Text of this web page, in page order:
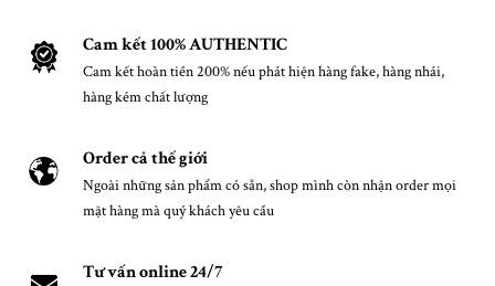
Cam kết 100% AUTHENTIC
Cam kết hoàn tiền 200% nếu phát hiện hàng fake, hàng nhái,
hàng kém chất lượng
Order cả thế giới
Ngoài những sản phẩm có sẵn, shop mình còn nhận order mọi
mặt hàng mà quý khách yêu cầu
Tư vấn online 24/7